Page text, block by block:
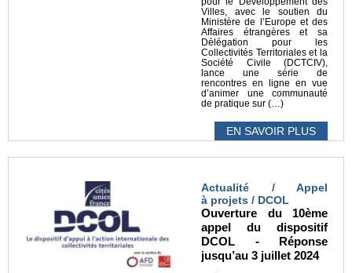
Villes, avec le soutien du
Ministère de l’Europe et des
Affaires étrangères et sa
Délégation pour les
Collectivités Territoriales et la
Société Civile (DCTCIV),
lance une série de
rencontres en ligne en vue
d’animer une communauté
de pratique sur (…)
EN SAVOIR PLUS
Actualité / Appel
à projets / DCOL
Ouverture du 10ème
appel du dispositif
DCOL - Réponse
jusqu’au 3 juillet 2024